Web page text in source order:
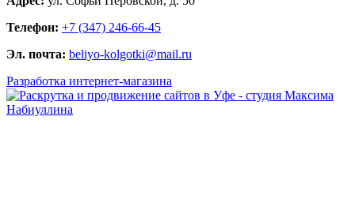
Телефон: +7 (347) 246-66-45
Эл. почта: beliyo-kolgotki@mail.ru
Разработка интернет-магазина